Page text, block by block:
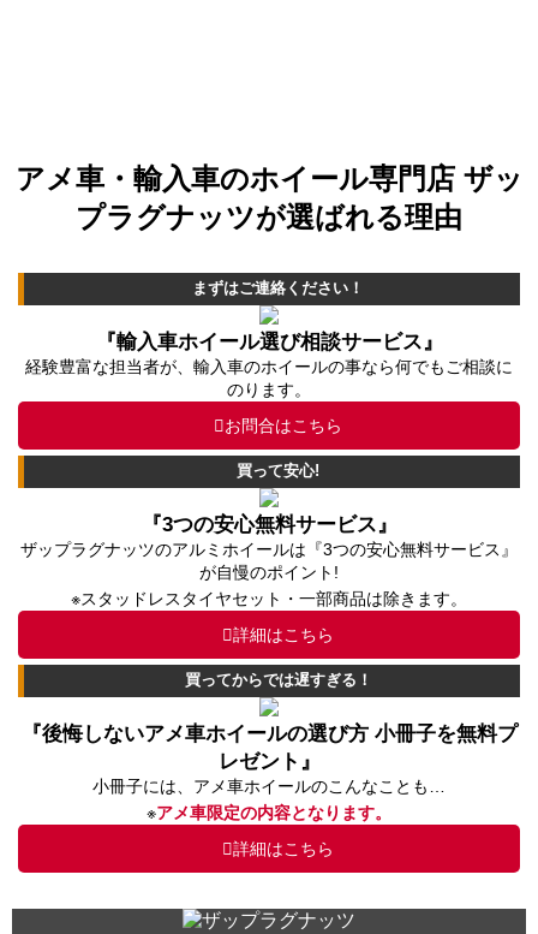
アメ車・輸入車のホイール専門店 ザッ
プラグナッツが選ばれる理由
まずはご連絡ください！
『輸入車ホイール選び相談サービス』
経験豊富な担当者が、輸入車のホイールの事なら何でもご相談に
のります。
お問合はこちら
買って安心!
『3つの安心無料サービス』
ザップラグナッツのアルミホイールは『3つの安心無料サービス』
が自慢のポイント!
※スタッドレスタイヤセット・一部商品は除きます。
詳細はこちら
買ってからでは遅すぎる！
『後悔しないアメ車ホイールの選び方 小冊子を無料プ
レゼント』
小冊子には、アメ車ホイールのこんなことも…
※アメ車限定の内容となります。
詳細はこちら